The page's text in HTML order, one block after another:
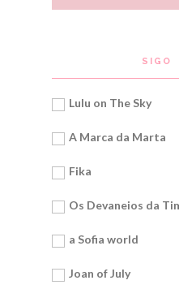
SIGO
Lulu on The Sky
A Marca da Marta
Fika
Os Devaneios da
a Sofia world
Joan of July